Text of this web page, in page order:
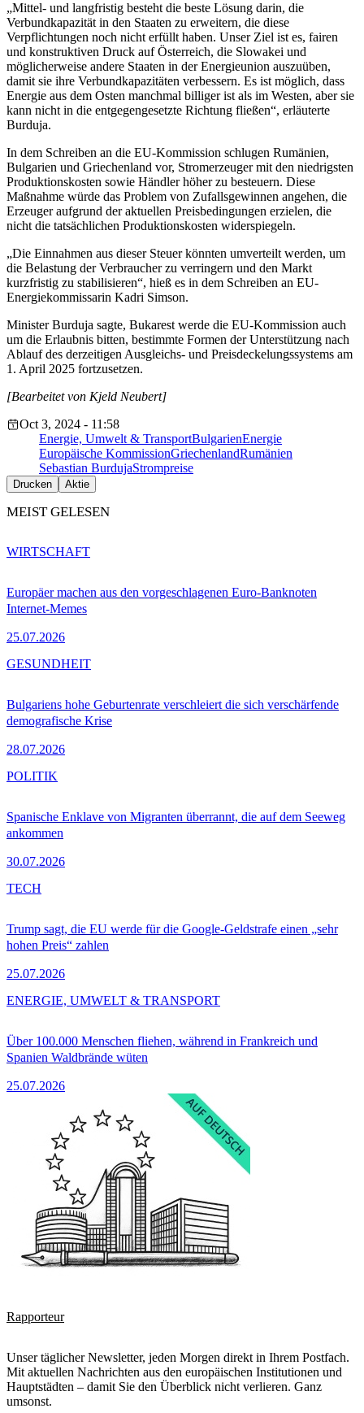
„Mittel- und langfristig besteht die beste Lösung darin, die
Verbundkapazität in den Staaten zu erweitern, die diese
Verpflichtungen noch nicht erfüllt haben. Unser Ziel ist es, fairen
und konstruktiven Druck auf Österreich, die Slowakei und
möglicherweise andere Staaten in der Energieunion auszuüben,
damit sie ihre Verbundkapazitäten verbessern. Es ist möglich, dass
Energie aus dem Osten manchmal billiger ist als im Westen, aber sie
kann nicht in die entgegengesetzte Richtung fließen“, erläuterte
Burduja.
In dem Schreiben an die EU-Kommission schlugen Rumänien,
Bulgarien und Griechenland vor, Stromerzeuger mit den niedrigsten
Produktionskosten sowie Händler höher zu besteuern. Diese
Maßnahme würde das Problem von Zufallsgewinnen angehen, die
Erzeuger aufgrund der aktuellen Preisbedingungen erzielen, die
nicht die tatsächlichen Produktionskosten widerspiegeln.
„Die Einnahmen aus dieser Steuer könnten umverteilt werden, um
die Belastung der Verbraucher zu verringern und den Markt
kurzfristig zu stabilisieren“, hieß es in dem Schreiben an EU-
Energiekommissarin Kadri Simson.
Minister Burduja sagte, Bukarest werde die EU-Kommission auch
um die Erlaubnis bitten, bestimmte Formen der Unterstützung nach
Ablauf des derzeitigen Ausgleichs- und Preisdeckelungssystems am
1. April 2025 fortzusetzen.
[Bearbeitet von Kjeld Neubert]
Oct 3, 2024 - 11:58
Energie, Umwelt & TransportBulgarienEnergie
Europäische KommissionGriechenlandRumänien
Sebastian BurdujaStrompreise
Drucken Aktie
MEIST GELESEN
Europäer machen aus den vorgeschlagenen Euro-Banknoten
Internet-Memes
25.07.2026
WIRTSCHAFT
Bulgariens hohe Geburtenrate verschleiert die sich verschärfende
demografische Krise
28.07.2026
GESUNDHEIT
Spanische Enklave von Migranten überrannt, die auf dem Seeweg
ankommen
30.07.2026
POLITIK
Trump sagt, die EU werde für die Google-Geldstrafe einen „sehr
hohen Preis“ zahlen
25.07.2026
TECH
Über 100.000 Menschen fliehen, während in Frankreich und
Spanien Waldbrände wüten
25.07.2026
ENERGIE, UMWELT & TRANSPORT
Rapporteur
Unser täglicher Newsletter, jeden Morgen direkt in Ihrem Postfach.
Mit aktuellen Nachrichten aus den europäischen Institutionen und
Hauptstädten – damit Sie den Überblick nicht verlieren. Ganz
umsonst.